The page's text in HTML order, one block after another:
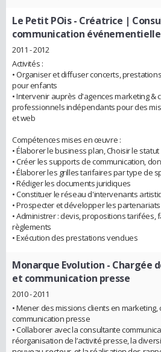
Le Petit POis- Créatrice |
communication
2011 - 2012
Activités :
• Organiser et diffuser concerts,
pour enfants
• Intervenir auprès d'agences marketing &
professionnels indépendants pour des
et web
Compétences mises en œuvre :
• Élaborer le business plan, Choisir le statut
• Créer les supports de communication,
• Élaborer les grilles tarifaires par type de
• Rédiger les documents juridiques
• Constituer le réseau d'intervenants
• Prospecter et développer les partenariats
• Administrer : devis, propositions tarifées,
règlements
• Exécution des prestations vendues
Monarque Evolution - Chargée
et communication presse
2010 - 2011
• Mener des missions clients en
communication presse
• Collaborer avec la consultante
réorganisation de l’activité presse, la